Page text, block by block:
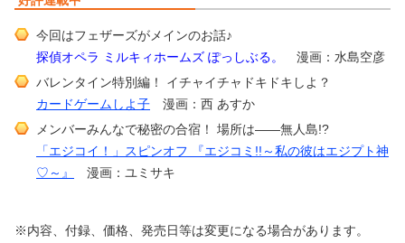
今回はフェザーズがメインのお話♪
探偵オペラ ミルキィホームズ ぽっしぶる。
漫画：水島空彦
バレンタイン特別編！ イチャイチャドキドキしよ？
カードゲームしよ子 漫画：西 あすか
メンバーみんなで秘密の合宿！ 場所は――無人島!?
「エジコイ！」スピンオフ 『エジコミ!!～私の彼はエジプト神
♡～』
漫画：ユミサキ
※内容、付録、価格、発売日等は変更になる場合があります。